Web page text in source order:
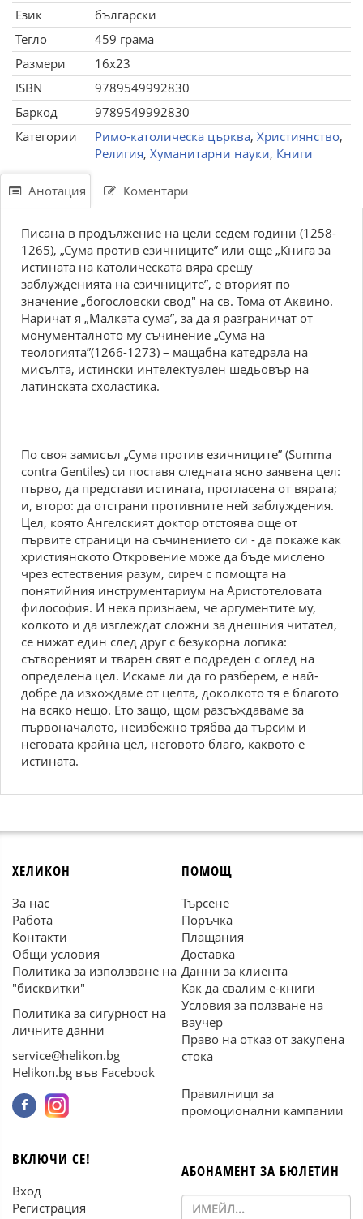
Език
български
Тегло
459 грама
Размери
16x23
ISBN
9789549992830
Баркод
9789549992830
Категории
Римо-католическа църква, Християнство,
Религия, Хуманитарни науки, Книги
Анотация Коментари
Писана в продължение на цели седем години (1258-
1265), „Сума против езичниците” или още „Книга за
истината на католическата вяра срещу
заблужденията на езичниците”, е вторият по
значение „богословски свод" на св. Тома от Аквино.
Наричат я „Малката сума”, за да я разграничат от
монументалното му съчинение „Сума на
теологията”(1266-1273) – мащабна катедрала на
мисълта, истински интелектуален шедьовър на
латинската схоластика.
По своя замисъл „Сума против езичниците” (Summa
contra Gentiles) си поставя следната ясно заявена цел:
първо, да представи истината, прогласена от вярата;
и, второ: да отстрани противните ней заблуждения.
Цел, която Ангелският доктор отстоява още от
първите страници на съчинението си - да покаже как
християнското Откровение може да бъде мислено
чрез естествения разум, сиреч с помощта на
понятийния инструментариум на Аристотеловата
философия. И нека признаем, че аргументите му,
колкото и да изглеждат сложни за днешния читател,
се нижат един след друг с безукорна логика:
сътвореният и тварен свят е подреден с оглед на
определена цел. Искаме ли да го разберем, е най-
добре да изхождаме от целта, доколкото тя е благото
на всяко нещо. Ето защо, щом разсъждаваме за
първоначалото, неизбежно трябва да търсим и
неговата крайна цел, неговото благо, каквото е
истината.
ХЕЛИКОН
За нас
Работа
Контакти
Общи условия
Политика за използване на
"бисквитки"
Политика за сигурност на
личните данни
service@helikon.bg
Helikon.bg във Facebook
ПОМОЩ
Търсене
Поръчка
Плащания
Доставка
Данни за клиента
Как да свалим е-книги
Условия за ползване на
ваучер
Право на отказ от закупена
стока
Правилници за
промоционални кампании
ВКЛЮЧИ СЕ!
Вход
Регистрация
АБОНАМЕНТ ЗА БЮЛЕТИН